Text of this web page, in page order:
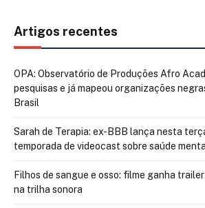
Artigos recentes
OPA: Observatório de Produções Afro
pesquisas e já mapeou organizações
Brasil
Sarah de Terapia: ex-BBB lança nesta
temporada de videocast sobre saúde
Filhos de sangue e osso: filme ganha
na trilha sonora